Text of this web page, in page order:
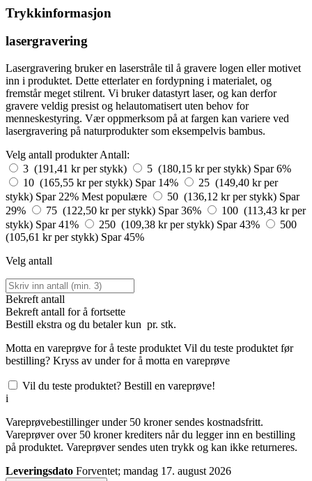
Trykkinformasjon
lasergravering
Lasergravering bruker en laserstråle til å gravere logen eller motivet
inn i produktet. Dette etterlater en fordypning i materialet, og
fremstår meget stilrent. Vi bruker datastyrt laser, og kan derfor
gravere veldig presist og helautomatisert uten behov for
menneskestyring. Vær oppmerksom på at fargen kan variere ved
lasergravering på naturprodukter som eksempelvis bambus.
Velg antall produkter Antall:
3 (191,41 kr per stykk)
5 (180,15 kr per stykk) Spar 6%
10 (165,55 kr per stykk) Spar 14%
25 (149,40 kr per
stykk) Spar 22% Mest populære 50 (136,12 kr per stykk) Spar
29%
75 (122,50 kr per stykk) Spar 36%
100 (113,43 kr per
stykk) Spar 41% 250 (109,38 kr per stykk) Spar 43%
500
(105,61 kr per stykk) Spar 45%
Velg antall
Bekreft antall
Bekreft antall for å fortsette
Bestill ekstra og du betaler kun pr. stk.
Motta en vareprøve for å teste produktet Vil du teste produktet før
bestilling? Kryss av under for å motta en vareprøve
Vil du teste produktet? Bestill en vareprøve!
i
Vareprøvebestillinger under 50 kroner sendes kostnadsfritt.
Vareprøver over 50 kroner krediters når du legger inn en bestilling
på produktet. Vareprøver sendes uten trykk og kan ikke returneres.
Leveringsdato Forventet; mandag 17. august 2026